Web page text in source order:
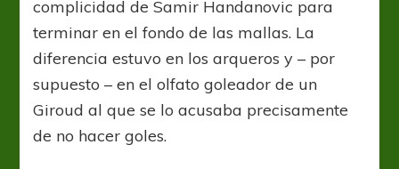
complicidad de Samir Handanovic para
terminar en el fondo de las mallas. La
diferencia estuvo en los arqueros y – por
supuesto – en el olfato goleador de un
Giroud al que se lo acusaba precisamente
de no hacer goles.